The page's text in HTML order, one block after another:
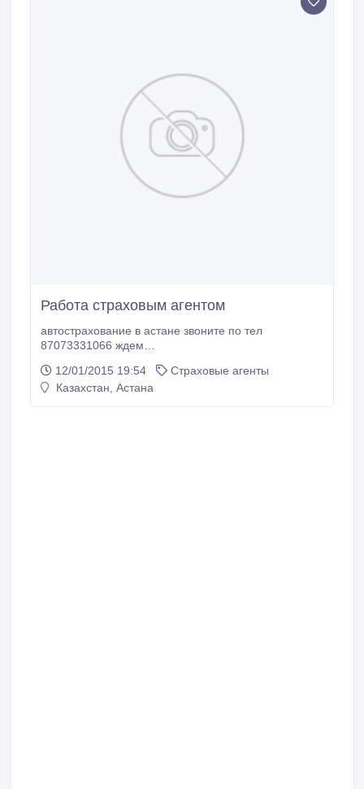
Работа страховым агентом
автострахование в астане звоните по тел
87073331066 ждем
!!!!!!!!!!!!!!!!!!!!!!!!!.
12/01/2015 19:54
Страховые агенты
Казахстан, Астана